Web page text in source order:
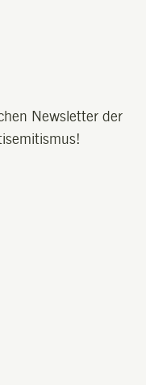
Newsletter der